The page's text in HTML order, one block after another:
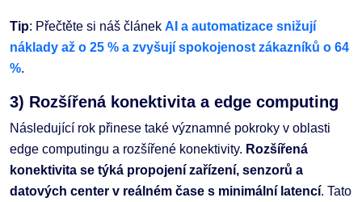
Tip: Přečtěte si náš článek AI a automatizace snižují
náklady až o 25 % a zvyšují spokojenost zákazníků o 64
%.
3) Rozšířená konektivita a edge computing
Následující rok přinese také významné pokroky v oblasti
edge computingu a rozšířené konektivity. Rozšířená
konektivita se týká propojení zařízení, senzorů a
datových center v reálném čase s minimální latencí. Tato